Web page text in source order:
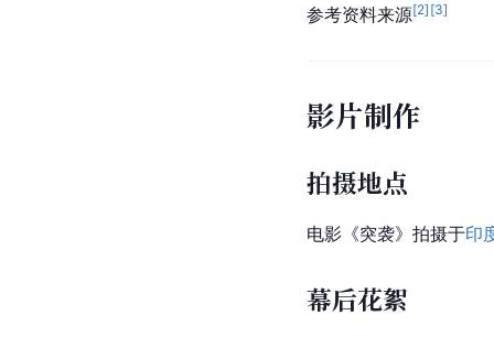
参考资料来源[2] [3]
影片制作
拍摄地点
电影《突袭》拍摄于印
幕后花絮